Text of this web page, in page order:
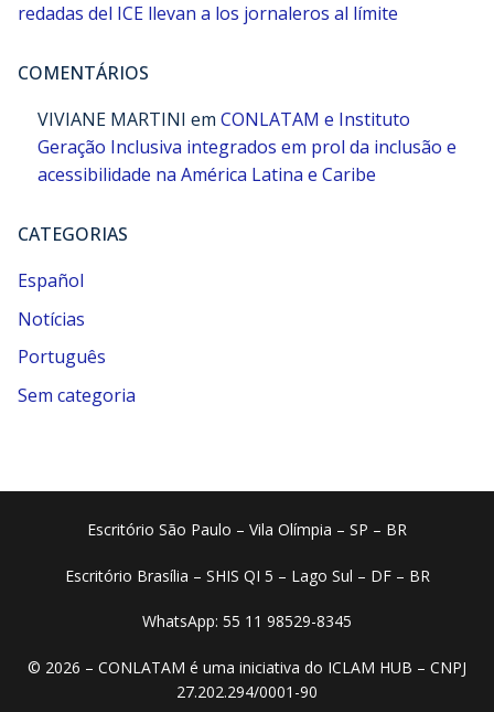
redadas del ICE llevan a los jornaleros al límite
COMENTÁRIOS
VIVIANE MARTINI em CONLATAM e Instituto
Geração Inclusiva integrados em prol da inclusão e
acessibilidade na América Latina e Caribe
CATEGORIAS
Español
Notícias
Português
Sem categoria
Escritório São Paulo – Vila Olímpia – SP – BR
Escritório Brasília – SHIS QI 5 – Lago Sul – DF – BR
WhatsApp: 55 11 98529-8345
© 2026 – CONLATAM é uma iniciativa do ICLAM HUB – CNPJ
27.202.294/0001-90